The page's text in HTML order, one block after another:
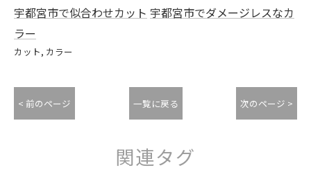
宇都宮市で似合わせカット 宇都宮市でダメージレスなカ
ラー
カット カラー
< 前のページ 一覧に戻る 次のページ >
関連タグ